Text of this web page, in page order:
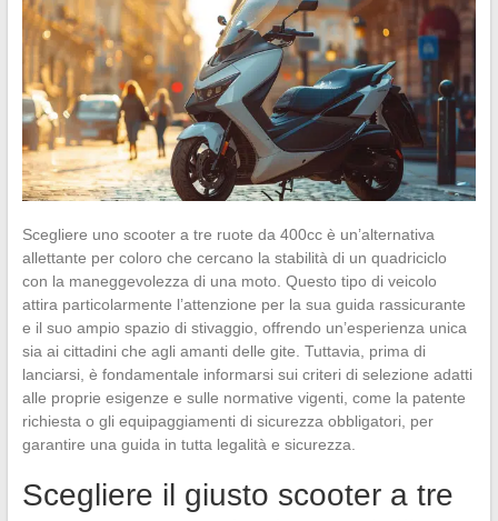
Scegliere uno scooter a tre ruote da 400cc è un’alternativa
allettante per coloro che cercano la stabilità di un quadriciclo
con la maneggevolezza di una moto. Questo tipo di veicolo
attira particolarmente l’attenzione per la sua guida rassicurante
e il suo ampio spazio di stivaggio, offrendo un’esperienza unica
sia ai cittadini che agli amanti delle gite. Tuttavia, prima di
lanciarsi, è fondamentale informarsi sui criteri di selezione adatti
alle proprie esigenze e sulle normative vigenti, come la patente
richiesta o gli equipaggiamenti di sicurezza obbligatori, per
garantire una guida in tutta legalità e sicurezza.
Scegliere il giusto scooter a tre